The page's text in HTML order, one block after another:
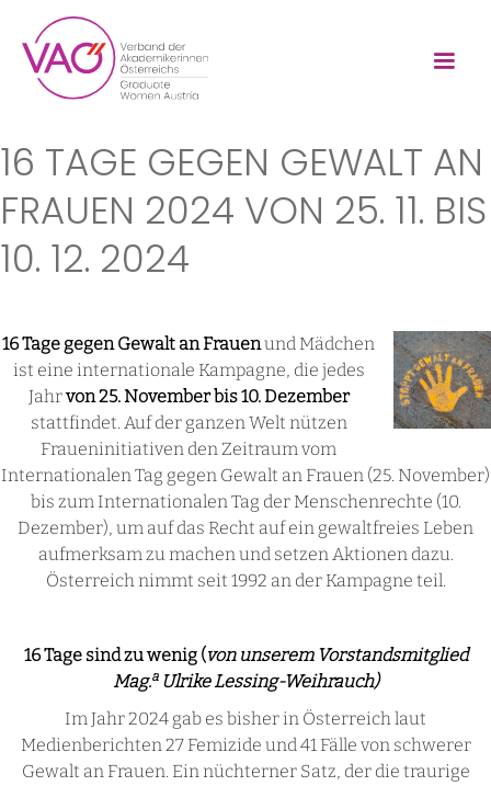
16 TAGE GEGEN GEWALT AN
FRAUEN 2024 VON 25. 11. BIS
10. 12. 2024
16 Tage gegen Gewalt an Frauenund Mädchen
ist eine internationale Kampagne, die jedes
Jahrvon 25. November bis 10. Dezember
stattfindet. Auf der ganzen Welt nützen
Fraueninitiativen den Zeitraum vom
Internationalen Tag gegen Gewalt an Frauen (25. November)
bis zum Internationalen Tag der Menschenrechte (10.
Dezember), um auf das Recht auf ein gewaltfreies Leben
aufmerksam zu machen und setzen Aktionen dazu.
Österreich nimmt seit 1992 an der Kampagne teil.
16 Tage sind zu wenig (von unserem Vorstandsmitglied
Mag.aUlrike Lessing-Weihrauch)
Im Jahr 2024 gab es bisher in Österreich laut
Medienberichten 27 Femizide und 41 Fälle von schwerer
Gewalt an Frauen. Ein nüchterner Satz, der die traurige